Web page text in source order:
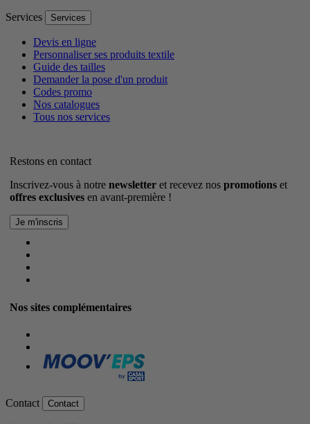
Services Services
Devis en ligne
Personnaliser ses produits textile
Guide des tailles
Demander la pose d'un produit
Codes promo
Nos catalogues
Tous nos services
Restons en contact
Inscrivez-vous à notre newsletter et recevez nos promotions et
offres exclusives en avant-première !
Nos sites complémentaires
Contact Contact